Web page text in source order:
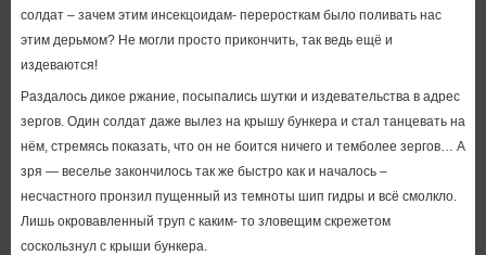
солдат – зачем этим инсекцоидам- переросткам было поливать нас
этим дерьмом? Не могли просто прикончить, так ведь ещё и
издеваются!
Раздалось дикое ржание, посыпались шутки и издевательства в адрес
зергов. Один солдат даже вылез на крышу бункера и стал танцевать на
нём, стремясь показать, что он не боится ничего и темболее зергов… А
зря — веселье закончилось так же быстро как и началось –
несчастного пронзил пущенный из темноты шип гидры и всё смолкло.
Лишь окровавленный труп с каким- то зловещим скрежетом
соскользнул с крыши бункера.